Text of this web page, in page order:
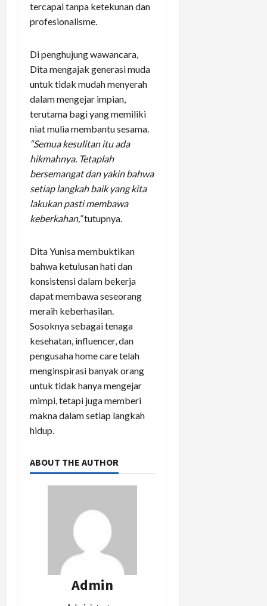
tercapai tanpa ketekunan dan
profesionalisme.
Di penghujung wawancara,
Dita mengajak generasi muda
untuk tidak mudah menyerah
dalam mengejar impian,
terutama bagi yang memiliki
niat mulia membantu sesama.
“Semua kesulitan itu ada
hikmahnya. Tetaplah
bersemangat dan yakin bahwa
setiap langkah baik yang kita
lakukan pasti membawa
keberkahan,”tutupnya.
Dita Yunisa membuktikan
bahwa ketulusan hati dan
konsistensi dalam bekerja
dapat membawa seseorang
meraih keberhasilan.
Sosoknya sebagai tenaga
kesehatan, influencer, dan
pengusaha home care telah
menginspirasi banyak orang
untuk tidak hanya mengejar
mimpi, tetapi juga memberi
makna dalam setiap langkah
hidup.
ABOUT THE AUTHOR
Admin